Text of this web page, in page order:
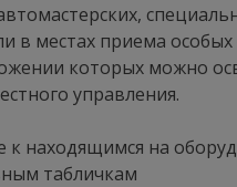
в местах приема
которых можно
управления.
к находящимся на
табличкам